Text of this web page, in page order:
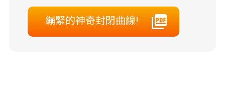
繃緊的神奇封閉曲線!